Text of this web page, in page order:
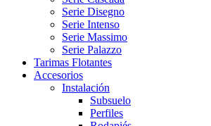
Serie Disegno
Serie Intenso
Serie Massimo
Serie Palazzo
Tarimas Flotantes
Accesorios
Instalación
Subsuelo
Perfiles